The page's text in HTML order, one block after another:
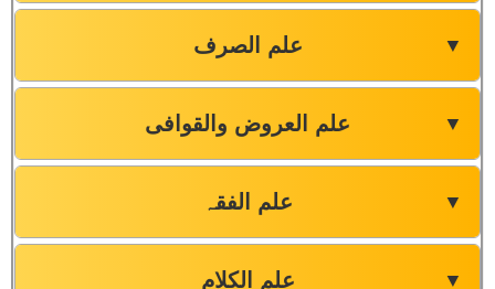
علم الصرف ▼
علم العروض والقوافی ▼
علم الفقہ ▼
علم الکلام ▼